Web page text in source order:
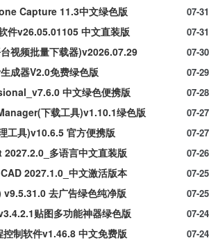
07-31
Capture 11.3中文绿色版
07-31
件v26.05.01105 中文直装版
07-30
视频批量下载器)v2026.07.29
07-29
成器V2.0免费绿色版
07-28
中文绿色便携版
07-27
下载工具)v1.10.1绿色版
07-27
工具)v10.6.5 官方便携版
07-26
多语言中文直装版
07-25
2027.1.0_中文激活版本
07-25
v9.5.31.0 去广告绿色纯净版
07-24
贴图多功能神器绿色版
07-24
制软件v1.46.8 中文免费版